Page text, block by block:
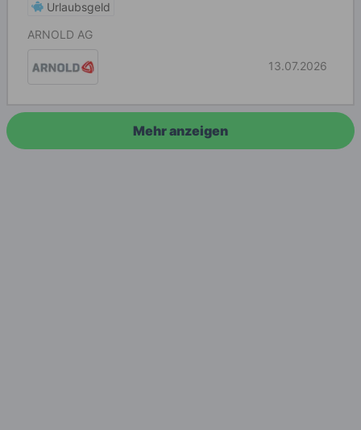
Urlaubsgeld
ARNOLD AG
13.07.2026
Mehr anzeigen